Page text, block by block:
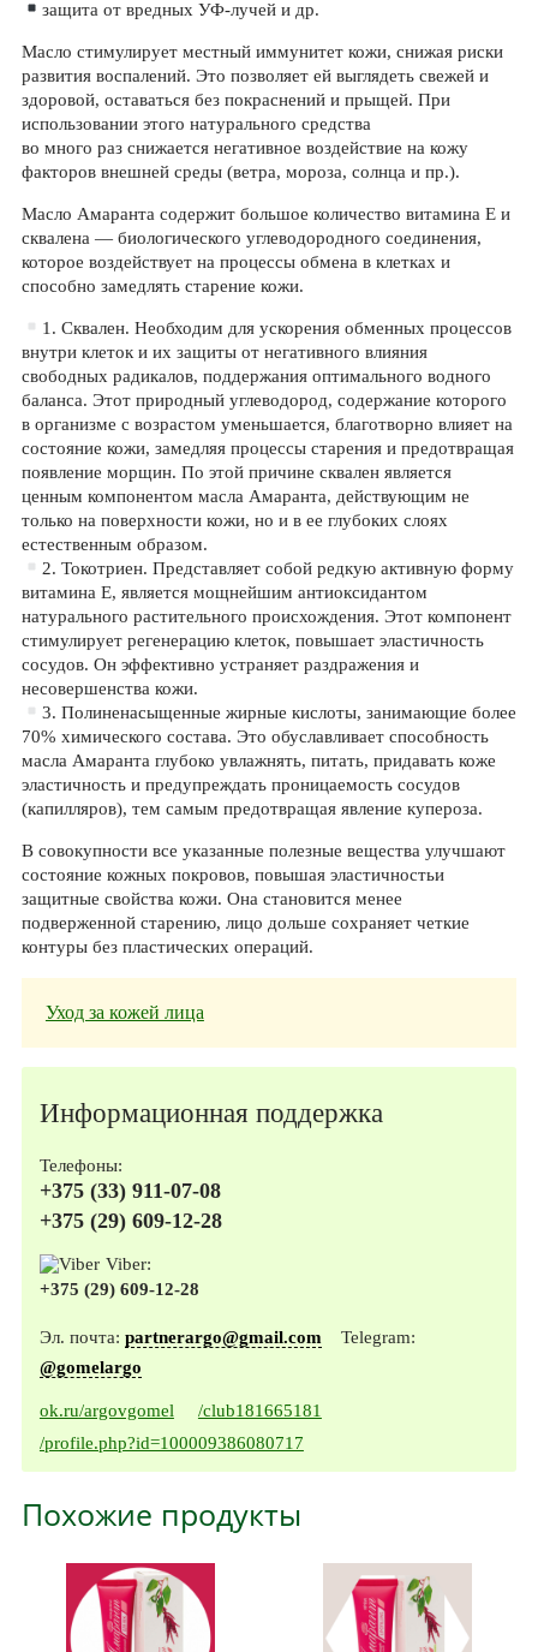
защита от вредных УФ-лучей и др.
Масло стимулирует местный иммунитет кожи, снижая риски
развития воспалений. Это позволяет ей выглядеть свежей и
здоровой, оставаться без покраснений и прыщей. При
использовании этого натурального средства
во много раз снижается негативное воздействие на кожу
факторов внешней среды (ветра, мороза, солнца и пр.).
Масло Амаранта содержит большое количество витамина Е и
сквалена — биологического углеводородного соединения,
которое воздействует на процессы обмена в клетках и
способно замедлять старение кожи.
1. Сквален. Необходим для ускорения обменных процессов
внутри клеток и их защиты от негативного влияния
свободных радикалов, поддержания оптимального водного
баланса. Этот природный углеводород, содержание которого
в организме с возрастом уменьшается, благотворно влияет на
состояние кожи, замедляя процессы старения и предотвращая
появление морщин. По этой причине сквален является
ценным компонентом масла Амаранта, действующим не
только на поверхности кожи, но и в ее глубоких слоях
естественным образом.
2. Токотриен. Представляет собой редкую активную форму
витамина Е, является мощнейшим антиоксидантом
натурального растительного происхождения. Этот компонент
стимулирует регенерацию клеток, повышает эластичность
сосудов. Он эффективно устраняет раздражения и
несовершенства кожи.
3. Полиненасыщенные жирные кислоты, занимающие более
70% химического состава. Это обуславливает способность
масла Амаранта глубоко увлажнять, питать, придавать коже
эластичность и предупреждать проницаемость сосудов
(капилляров), тем самым предотвращая явление купероза.
В совокупности все указанные полезные вещества улучшают
состояние кожных покровов, повышая эластичностьи
защитные свойства кожи. Она становится менее
подверженной старению, лицо дольше сохраняет четкие
контуры без пластических операций.
Уход за кожей лица
Информационная поддержка
Телефоны:
+375 (33) 911-07-08
+375 (29) 609-12-28
Viber:
+375 (29) 609-12-28
Эл. почта: partnerargo@gmail.com Telegram:
@gomelargo
ok.ru/argovgomel
/club181665181
/profile.php?id=100009386080717
Похожие продукты